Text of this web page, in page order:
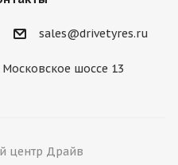
sales@drivetyres.ru
шоссе 13
центр Драйв